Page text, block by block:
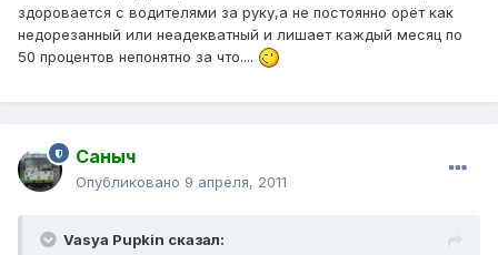
здоровается с водителями за руку,а не постоянно орёт как
недорезанный или неадекватный и лишает каждый месяц по
50 процентов непонятно за что....
Саныч
Опубликовано 9 апреля, 2011
Vasya Pupkin сказал: